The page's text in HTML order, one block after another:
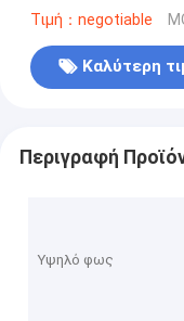
Τιμή：negotiable
Καλύτερη
Περιγραφή
Υψηλό φως